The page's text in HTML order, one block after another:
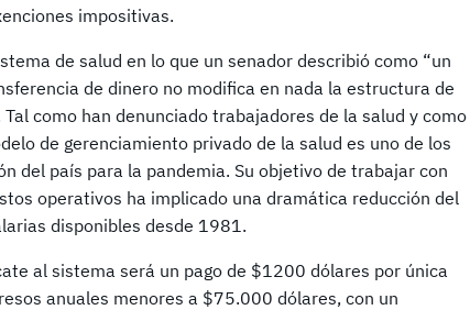
impositivas.
de salud en lo que un senador describió como “un
de dinero no modifica en nada la estructura de
como han denunciado trabajadores de la salud y como
de gerenciamiento privado de la salud es uno de los
del país para la pandemia. Su objetivo de trabajar con
operativos ha implicado una dramática reducción del
disponibles desde 1981.
al sistema será un pago de $1200 dólares por única
anuales menores a $75.000 dólares, con un